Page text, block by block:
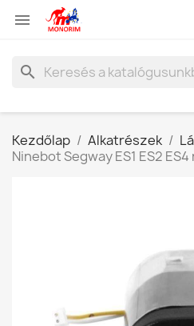

search
Kezdőlap Alkatrészek
Ninebot Segway ES1 ES2